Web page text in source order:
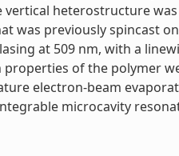
vertical heterostructure
was previously spincast
at 509 nm, with a
of the polymer
electron-beam
microcavity